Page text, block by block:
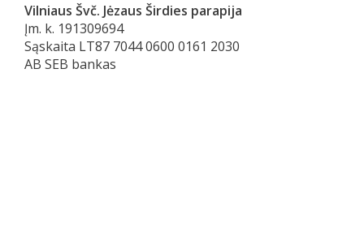
Vilniaus Švč. Jėzaus Širdies parapija
Įm. k. 191309694
Sąskaita LT87 7044 0600 0161 2030
AB SEB bankas